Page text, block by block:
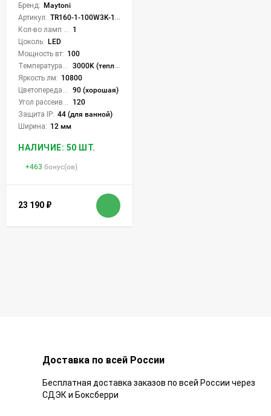
Бренд: Maytoni
Артикул: TR160-1-100W3K-10B
1
Цоколь: LED
Мощность вт: 100
3000K (теплый)
Яркость лм: 10800
90 (хорошая)
120
Защита IP: 44 (для ванной)
Ширина: 12 мм
НАЛИЧИЕ: 50 ШТ.
+463 бонус(ов)
23 190 ₽
Доставка по всей России
Бесплатная доставка заказов по всей России через
СДЭК и Боксберри